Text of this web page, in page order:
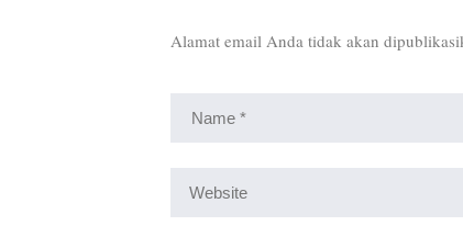
Alamat email Anda tidak akan